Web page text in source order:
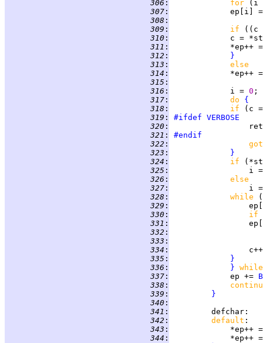
306 : for
(i
307 :
ep[i]
308 :
309 : if
((c
310 :
311 :
*ep++
312 :
}
313 :
else
314 :
*ep++
315 :
316 :
             i =
0
317 : do {
318 : if
(c
319 : #ifdef VERBOSE
320 :
321 :
#endif
322 :
323 :
}
324 : if
325 :
326 :
else
327 :
328 : while
329 :
330 :
if
331 :
332 :
333 :
334 :
335 :
}
336 : }
337 :
             ep +=
338 :
339 :
}
340 :
341 : defchar
342 : default
343 :
*ep++
344 :